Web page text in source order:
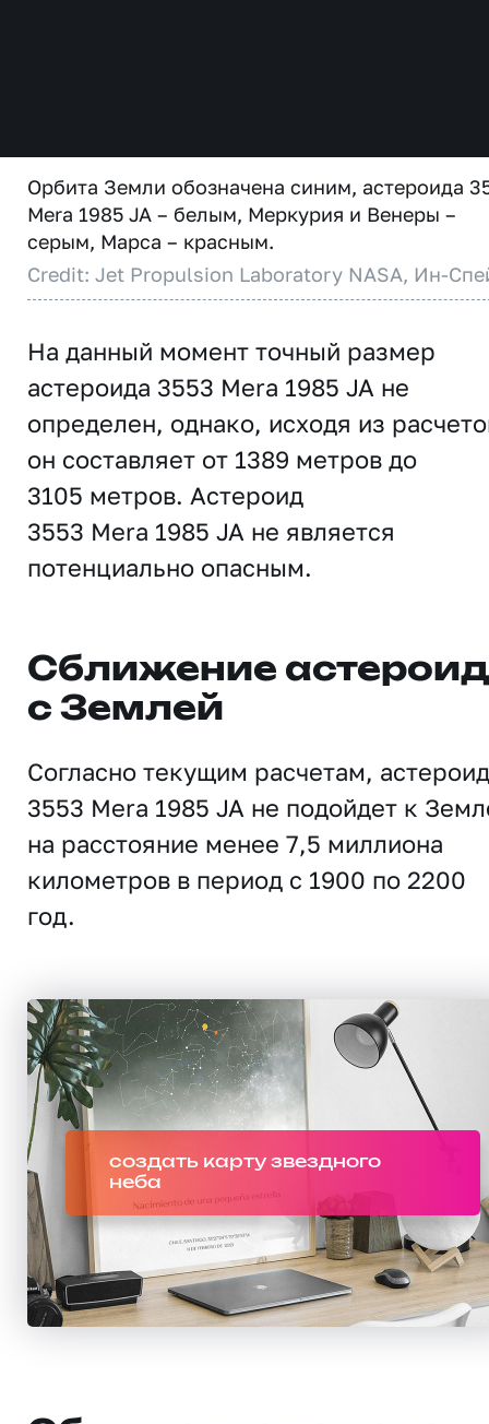
Орбита Земли обозначена синим, астероида
Mera 1985 JA – белым, Меркурия и Венеры –
серым, Марса – красным.
Credit: Jet Propulsion Laboratory NASA, Ин-
На данный момент точный размер
астероида 3553 Mera 1985 JA не
определен, однако, исходя из
он составляет от 1389 метров до
3105 метров. Астероид
3553 Mera 1985 JA не является
потенциально опасным.
Сближение
с Землей
Согласно текущим расчетам, астероид
3553 Mera 1985 JA не подойдет к
на расстояние менее 7,5 миллиона
километров в период с 1900 по 2200
год.
создать карту звездного
неба